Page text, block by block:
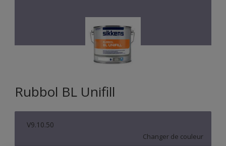
Rubbol BL Unifill
V9.10.50
Changer de couleur